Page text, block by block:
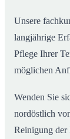
Unsere
langjährige
Pflege Ihrer
möglichen
Wenden Sie
nordöstlich
Reinigung der